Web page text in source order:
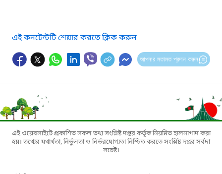
এই কনটেন্টটি শেয়ার করতে ক্লিক করুন
আপনার মতামত প্রদান করুন
এই ওয়েবসাইটে প্রকাশিত সকল তথ্য সংশ্লিষ্ট দপ্তর কর্তৃক নিয়মিত হালনাগাদ করা
হয়। তথ্যের যথার্থতা, নির্ভুলতা ও নির্ভরযোগ্যতা নিশ্চিত করতে সংশ্লিষ্ট দপ্তর সর্বদা
সচেষ্ট।